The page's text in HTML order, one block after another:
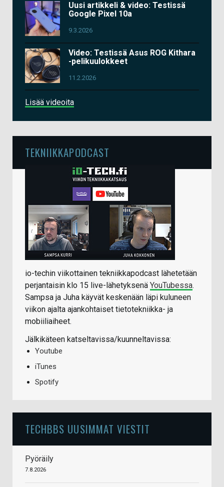
Uusi artikkeli & video: Testissä
Google Pixel 10a
9.3.2026
Video: Testissä Asus ROG Kithara
-pelikuulokkeet
11.2.2026
Lisää videoita
TEKNIIKKAPODCAST
io-techin viikottainen tekniikkapodcast lähetetään
perjantaisin klo 15 live-lähetyksenä YouTubessa.
Sampsa ja Juha käyvät keskenään läpi kuluneen
viikon ajalta ajankohtaiset tietotekniikka- ja
mobiiliaiheet.
Jälkikäteen katseltavissa/kuunneltavissa:
Youtube
iTunes
Spotify
TECHBBS UUSIMMAT VIESTIT
Pyöräily
7.8.2026